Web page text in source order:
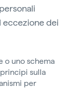
eccezione dei
o uno schema
sulla
per